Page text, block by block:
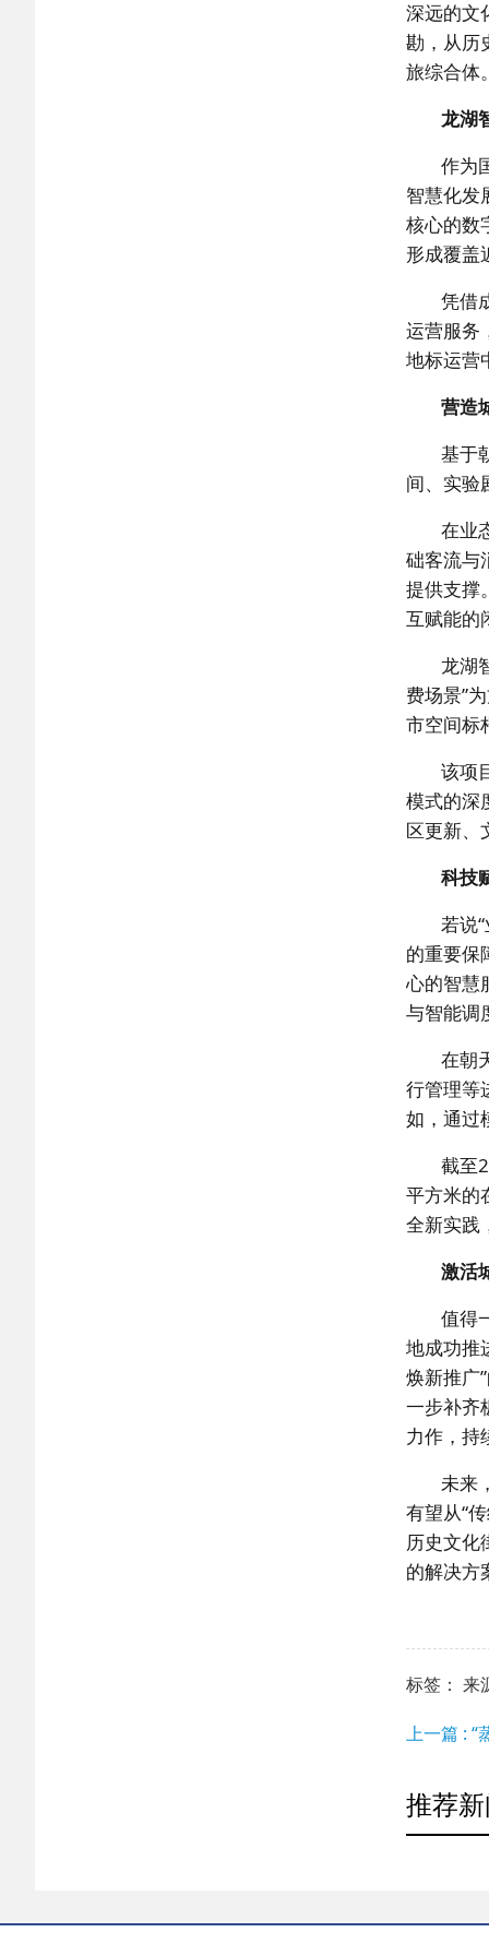
深远的文
勘，从历
旅综合体
龙湖
作为
智慧化发
核心的数
形成覆盖
凭借
运营服务
地标运营
营造
基于
间、实验
在业
础客流与
提供支撑
互赋能的
龙湖
费场景”
市空间标
该项
模式的深
区更新、
科技
若说
的重要保
心的智慧
与智能调
在朝
行管理等
如，通过
截至
平方米的
全新实践
激活
值得
地成功推
焕新推广
一步补齐
力作，持
未来
有望从“
历史文化
的解决方
标签：
上一篇 : “
推荐